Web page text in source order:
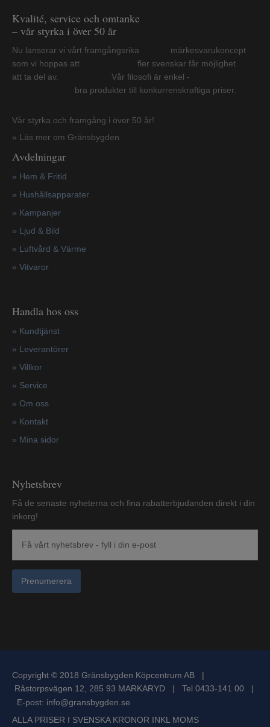
Kvalité, service och omtanke
– vår styrka i över 50 år
Nu lanserar vi vårt framgångsrika märkesvarukoncept
som vi hoppas att fler svenskar får möjlighet
att ta del av. Vår filosofi är enkel -
bra produkter till konkurrenskraftiga priser.
Vår styrka och framgång i över 50 år!
» Läs mer om Gränsbygden
Avdelningar
» Hem & Fritid
» Hushållsapparater
» Kampanjer
» Ljud & Bild
» Luftvård & Värme
» Vitvaror
Handla hos oss
» Kundtjänst
» Leverantörer
» Villkor
» Service
» Om oss
» Kontakt
» Mina sidor
Nyhetsbrev
Få de senaste nyheterna och fina rabatterbjudanden direkt i din
inkorg!
Prenumerera
Copyright © 2018 Gränsbygden Köpcentrum AB |
Råstorpsvägen 12, 285 93 MARKARYD | Tel 0433-141 00 |
E-post: info@gransbygden.se
ALLA PRISER I SVENSKA KRONOR INKL MOMS